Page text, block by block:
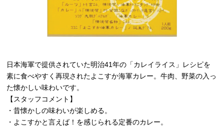
日本海軍で提供されていた明治41年の「カレイライス」レシピを
素に食べやすく再現されたよこすか海軍カレー。牛肉、野菜の入っ
た懐かしい味わいです。
【スタッフコメント】
・昔懐かしの味わいが楽しめる。
・よこすかと言えば！を感じられる定番のカレー。